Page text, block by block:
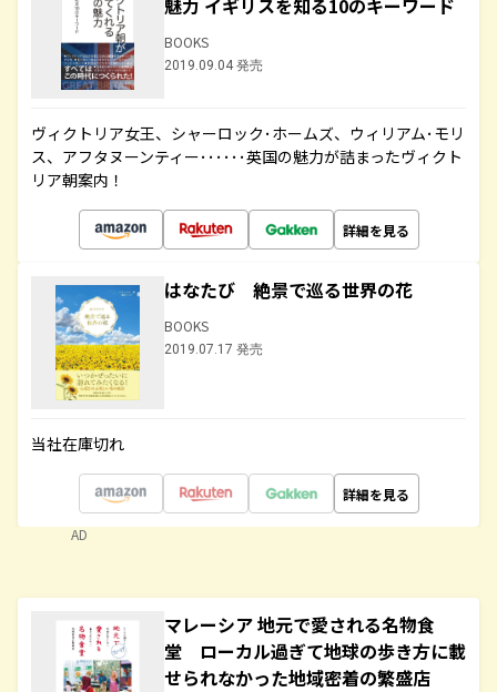
魅力 イギリスを知る10のキーワード
BOOKS
2019.09.04 発売
ヴィクトリア女王、シャーロック･ホームズ、ウィリアム･モリ
ス、アフタヌーンティー･･････英国の魅力が詰まったヴィクト
リア朝案内！
詳細を見る
はなたび 絶景で巡る世界の花
BOOKS
2019.07.17 発売
当社在庫切れ
詳細を見る
AD
マレーシア 地元で愛される名物食
堂 ローカル過ぎて地球の歩き方に載
せられなかった地域密着の繁盛店